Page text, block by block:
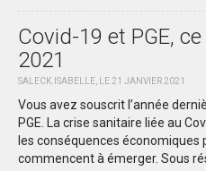
Covid-19 et PGE,
2021
SALECK.ISABELLE, LE 21 JANVIER 2021
Vous avez souscrit l’année
PGE. La crise sanitaire liée au
les conséquences économiques
commencent à émerger. Sous